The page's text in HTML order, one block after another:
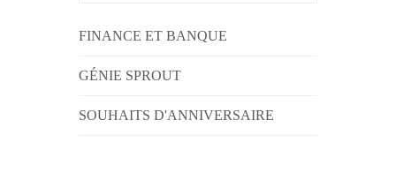
FINANCE ET BANQUE
GÉNIE SPROUT
SOUHAITS D'ANNIVERSAIRE